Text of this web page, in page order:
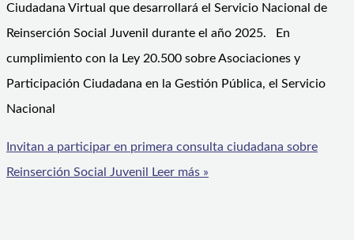
Ciudadana Virtual que desarrollará el Servicio Nacional de
Reinserción Social Juvenil durante el año 2025. En
cumplimiento con la Ley 20.500 sobre Asociaciones y
Participación Ciudadana en la Gestión Pública, el Servicio
Nacional
Invitan a participar en primera consulta ciudadana sobre
Reinserción Social Juvenil
Leer más »